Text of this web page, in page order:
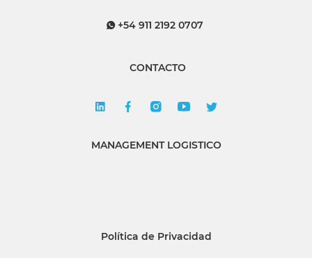
+54 911 2192 0707
CONTACTO
MANAGEMENT LOGISTICO
Política de Privacidad